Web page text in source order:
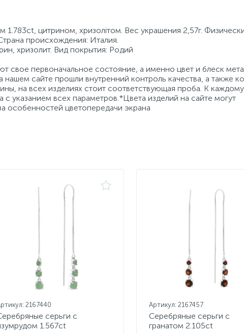
цитрином, хризолітом. Вес украшения 2,57г.
происхождения: Италия.
хризолит. Вид покрытия: Родий
свое первоначальное состояние, а именно цвет и блеск
сайте прошли внутренний контроль качества, а также
на всех изделиях стоит соответствующая проба. К каждому
указанием всех параметров.*Цвета изделий на сайте могут
особенностей цветопередачи экрана
2167440
серьги с
1.567ct
Артикул: 2167457
Серебряные серьги с
гранатом 2.105ct